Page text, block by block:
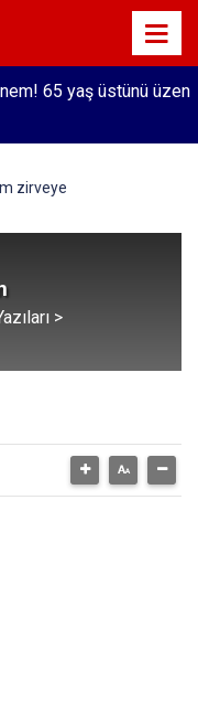
65 yaş üstünü üzen
zirveye
>